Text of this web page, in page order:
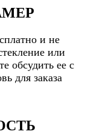
и не
или
обсудить ее с
для заказа